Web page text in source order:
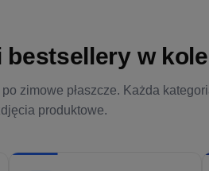
w
zimowe płaszcze. Każda
produktowe.